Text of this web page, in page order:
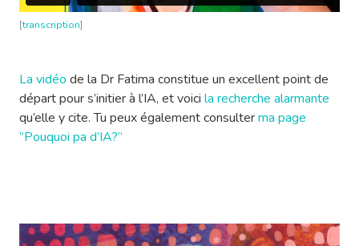
[transcription]
La vidéo de la Dr Fatima constitue un excellent point de
départ pour s’initier à l’IA, et voici la recherche alarmante
qu’elle y cite. Tu peux également consulterma page
“Pouquoi pa d’IA?”